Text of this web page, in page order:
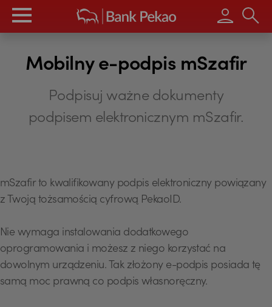
Wpisz
Mobilny e-podpis mSzafir
Podpisuj ważne dokumenty
podpisem elektronicznym mSzafir.
mSzafir to kwalifikowany podpis elektroniczny powiązany
z Twoją tożsamością cyfrową PekaoID.
Nie wymaga instalowania dodatkowego
oprogramowania i możesz z niego korzystać na
dowolnym urządzeniu. Tak złożony e-podpis posiada tę
samą moc prawną co podpis własnoręczny.